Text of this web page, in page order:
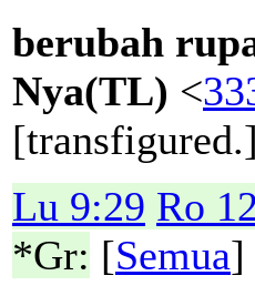
berubah
Nya(TL) <
[transfigured.]
Lu 9:29 Ro
*Gr: [Semua]